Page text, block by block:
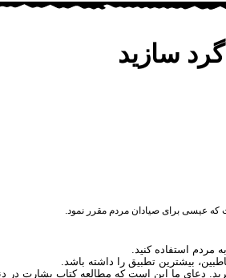
سازید
که عیسی برای صیادان مردم مقرر نمود.
دعای ما این است که مطالعه کتاب بشارت در